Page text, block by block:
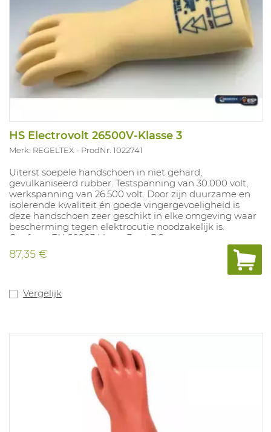
HS Electrovolt 26500V-Klasse 3
Merk: REGELTEX ProdNr. 1022741
Uiterst soepele handschoen in niet gehard,
gevulkaniseerd rubber. Testspanning van 30.000 volt,
werkspanning van 26.500 volt. Door zijn duurzame en
isolerende kwaliteit én goede vingergevoeligheid is
deze handschoen zeer geschikt in elke omgeving waar
bescherming tegen elektrocutie noodzakelijk is.
Conform EN 60903 klasse 3 cat RC.
87,35 €
Vergelijk